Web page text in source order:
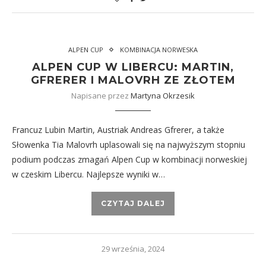
ALPEN CUP KOMBINACJA NORWESKA
ALPEN CUP W LIBERCU: MARTIN,
GFRERER I MALOVRH ZE ZŁOTEM
Napisane przez Martyna Okrzesik
Francuz Lubin Martin, Austriak Andreas Gfrerer, a także
Słowenka Tia Malovrh uplasowali się na najwyższym stopniu
podium podczas zmagań Alpen Cup w kombinacji norweskiej
w czeskim Libercu. Najlepsze wyniki w…
CZYTAJ DALEJ
29 września, 2024